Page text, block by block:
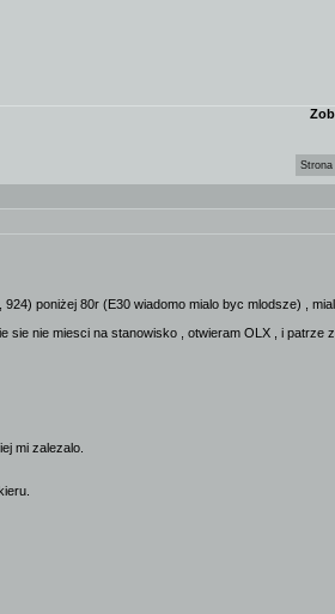
poniżej 80r (E30 wiadomo mialo byc mlodsze) ,
sie nie miesci na stanowisko , otwieram OLX , i patrze
mi zalezalo.